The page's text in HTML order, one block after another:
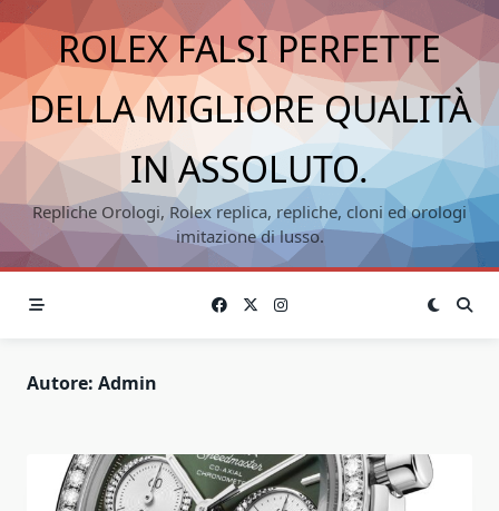
Skip
to
contentROLEX FALSI PERFETTE
DELLA MIGLIORE QUALITÀ
IN ASSOLUTO.
Repliche Orologi, Rolex replica, repliche, cloni ed orologi
imitazione di lusso.
Autore: Admin